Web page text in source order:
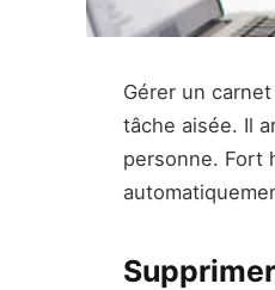
Gérer un
tâche aisée. Il
personne. Fort